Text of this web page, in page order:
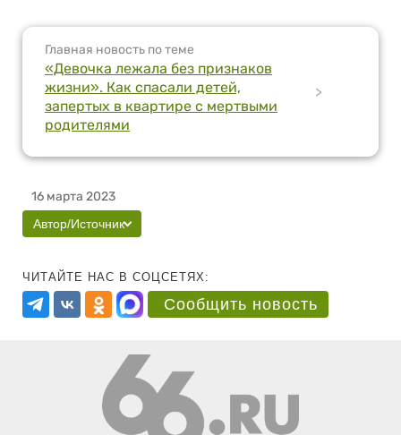
Главная новость по теме
«Девочка лежала без признаков
жизни». Как спасали детей,
запертых в квартире с мертвыми
родителями
>
16 марта 2023
Автор/Источник
ЧИТАЙТЕ НАС В СОЦСЕТЯХ:
Сообщить новость